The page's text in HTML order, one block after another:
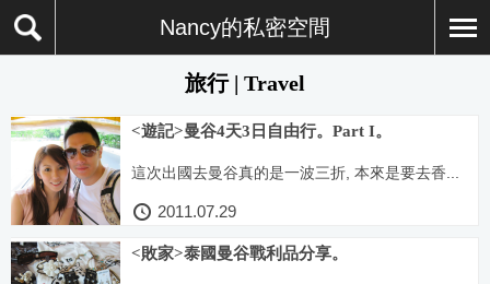
Nancy的私密空間
旅行 | Travel
<遊記>曼谷4天3日自由行。Part I。
這次出國去曼谷真的是一波三折, 本來是要去香...
2011.07.29
<敗家>泰國曼谷戰利品分享。